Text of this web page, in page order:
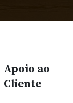
Apoio ao
Cliente